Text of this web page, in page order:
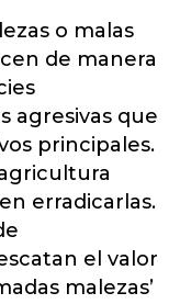
o malas
de manera
agresivas que
principales.
erradicarlas.
el valor
malezas’